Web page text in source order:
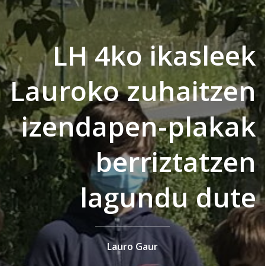
LH 4ko ikasleek
Lauroko zuhaitzen
izendapen-plakak
berriztatzen
lagundu dute
Lauro Gaur